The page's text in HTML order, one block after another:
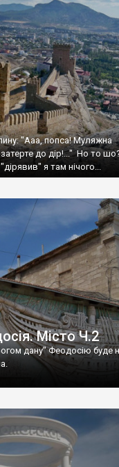
"Ааа, попса! Муляжна
до дір!..." Но то
я там нічого...
Місто Ч.2
дану" Феодосію буде